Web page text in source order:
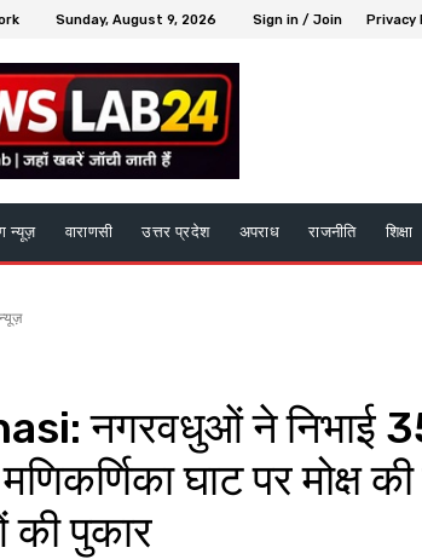
Sunday, August 9, 2026 Sign in / Join Privacy
न्यूज़ वाराणसी उत्तर प्रदेश अपराध राजनीति शिक्षा
नगरवधुओं ने निभाई
घाट पर मोक्ष
पुकार